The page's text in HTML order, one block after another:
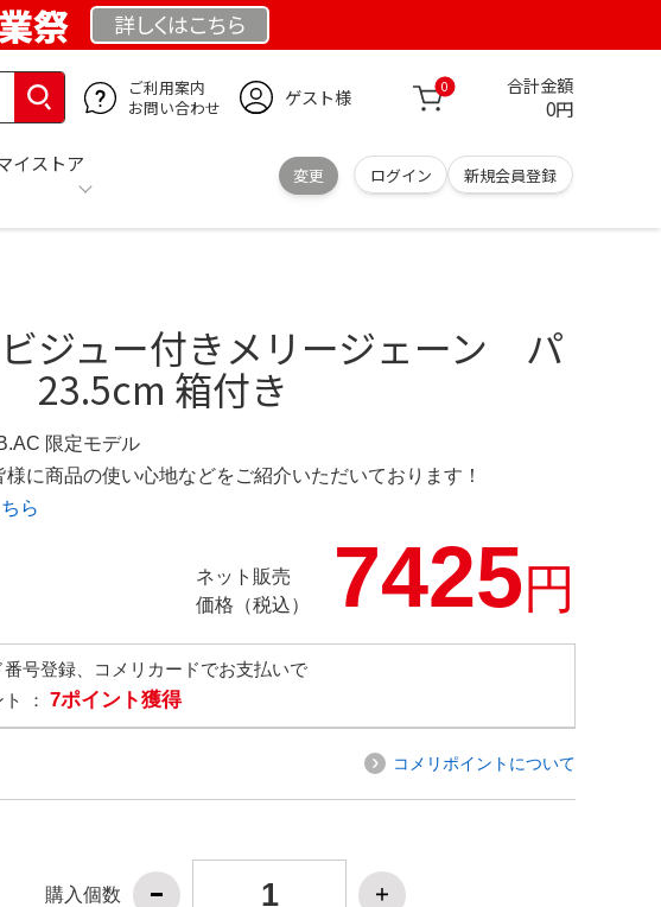
祭 詳しくはこちら
ご利用案内
お問い合わせ
ゲスト様 0 合計金額
0円
イストア
変更 ログイン 新規会員登録
ビジュー付きメリージェーン パ
23.5cm 箱付き
限定モデル
様に商品の使い心地などをご紹介いただいております！
ら
ネット販売
価格（税込）
7425円
番号登録、コメリカードでお支払いで
： 7ポイント獲得
コメリポイントについて
購入個数